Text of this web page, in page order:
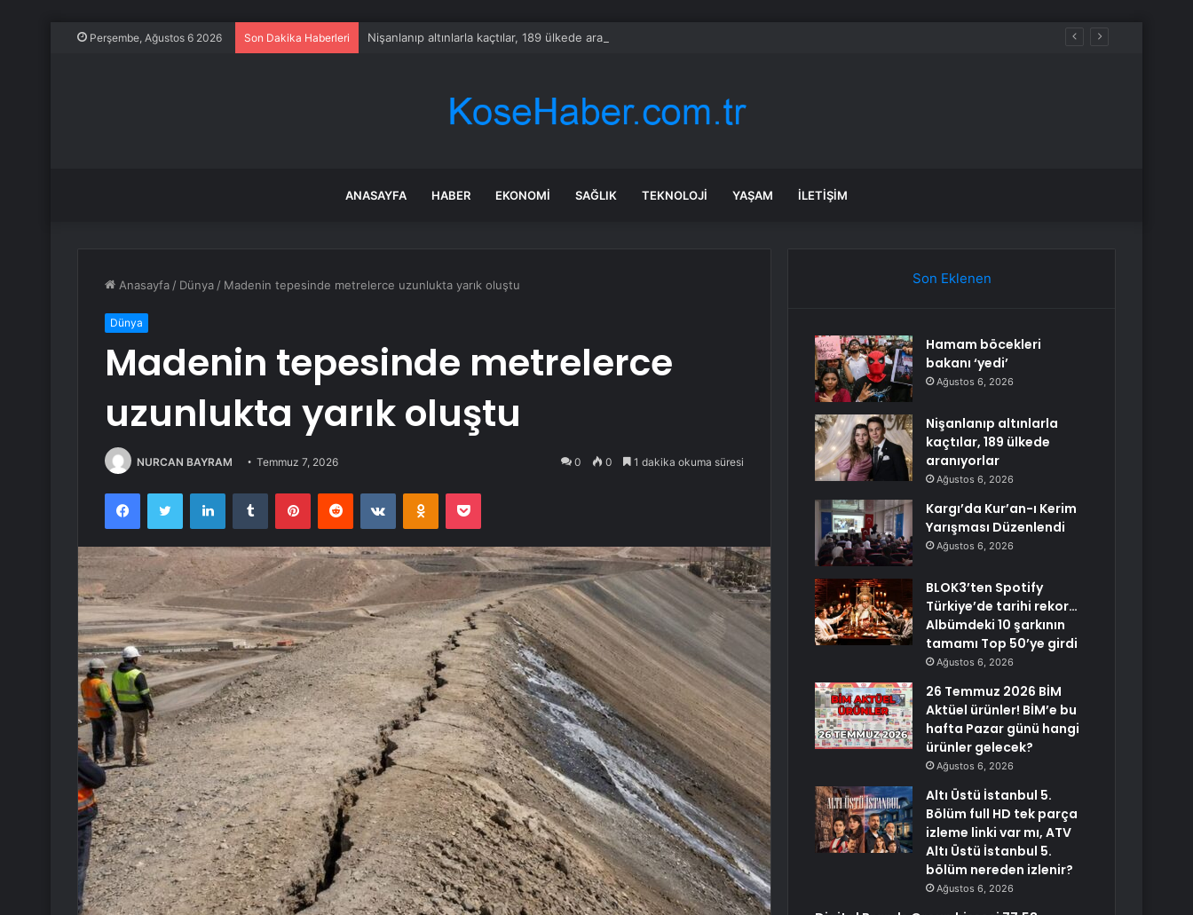
Perşembe, Ağustos 6 2026 Son Dakika Haberleri Nişanlanıp altınlarla kaçtılar, 189 ülkede aranıyorlar
ANASAYFA HABER EKONOMI SAĞLIK TEKNOLOJI YAŞAM İLETIŞIM
Anasayfa / Dünya / Madenin tepesinde metrelerce uzunlukta yarık oluştu
Dünya
Madenin tepesinde metrelerce
uzunlukta yarık oluştu
NURCAN BAYRAM Temmuz 7, 2026 0 0 1 dakika okuma süresi
FacebookTwitter LinkedInTumblr PinterestReddit VKontakteOdnoklassniki
Pocket
Son Eklenen
Hamam böcekleri
bakanı ‘yedi’
Ağustos 6, 2026
Nişanlanıp altınlarla
kaçtılar, 189 ülkede
aranıyorlar
Ağustos 6, 2026
Kargı’da Kur’an-ı Kerim
Yarışması Düzenlendi
Ağustos 6, 2026
BLOK3’ten Spotify
Türkiye’de tarihi rekor…
Albümdeki 10 şarkının
tamamı Top 50’ye girdi
Ağustos 6, 2026
26 Temmuz 2026 BİM
Aktüel ürünler! BİM’e bu
hafta Pazar günü hangi
ürünler gelecek?
Ağustos 6, 2026
Altı Üstü İstanbul 5.
Bölüm full HD tek parça
izleme linki var mı, ATV
Altı Üstü İstanbul 5.
bölüm nereden izlenir?
Ağustos 6, 2026